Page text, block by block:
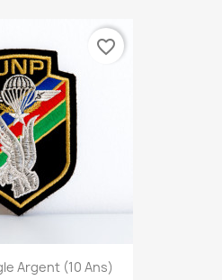
Argent (10 Ans)
favorite_border